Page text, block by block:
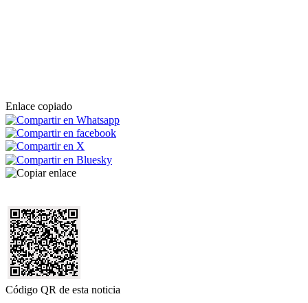
Enlace copiado
Código QR de esta noticia